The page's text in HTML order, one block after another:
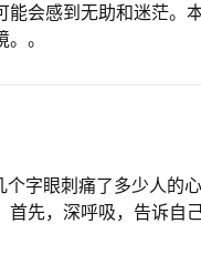
能会感到无助和迷茫。
。
个字眼刺痛了多少人的
先，深呼吸，告诉自